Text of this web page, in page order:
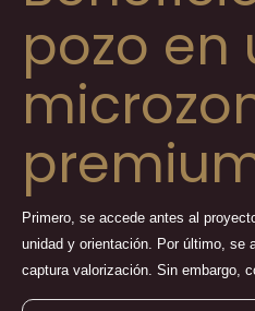
pozo en
Primero, se accede antes al
unidad y orientación. Por último, se
captura valorización. Sin embargo,